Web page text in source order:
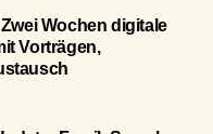
Wochen digitale
Vorträgen,